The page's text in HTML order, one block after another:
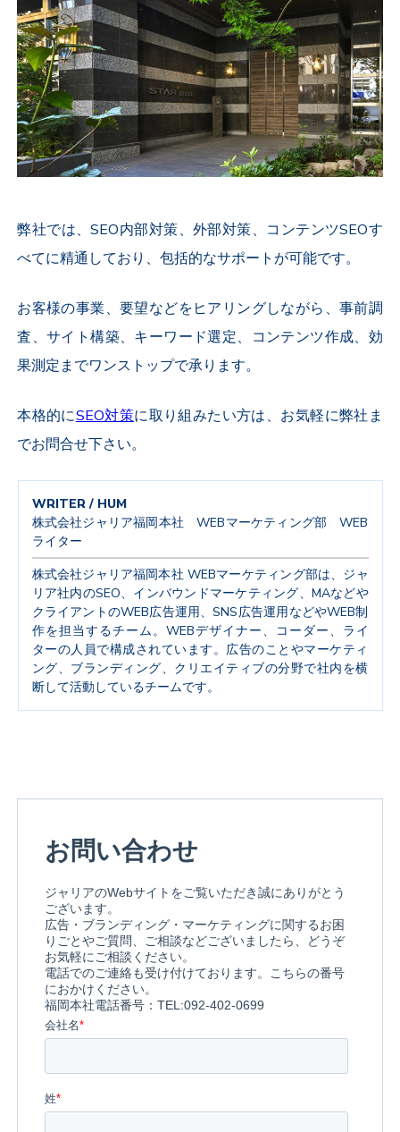
弊社では、SEO内部対策、外部対策、コンテンツSEOす
べてに精通しており、包括的なサポートが可能です。
お客様の事業、要望などをヒアリングしながら、事前調
査、サイト構築、キーワード選定、コンテンツ作成、効
果測定までワンストップで承ります。
本格的にSEO対策に取り組みたい方は、お気軽に弊社ま
でお問合せ下さい。
WRITER / HUM
株式会社ジャリア福岡本社 WEBマーケティング部 WEB
ライター
株式会社ジャリア福岡本社 WEBマーケティング部は、ジャ
リア社内のSEO、インバウンドマーケティング、MAなどや
クライアントのWEB広告運用、SNS広告運用などやWEB制
作を担当するチーム。WEBデザイナー、コーダー、ライ
ターの人員で構成されています。広告のことやマーケティ
ング、ブランディング、クリエイティブの分野で社内を横
断して活動しているチームです。